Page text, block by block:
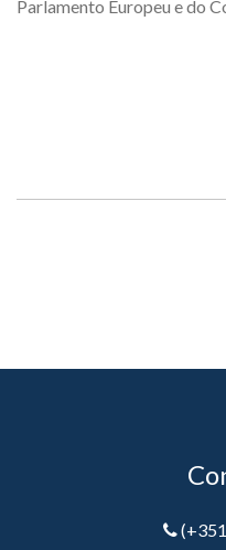
Parlamento Europeu e do